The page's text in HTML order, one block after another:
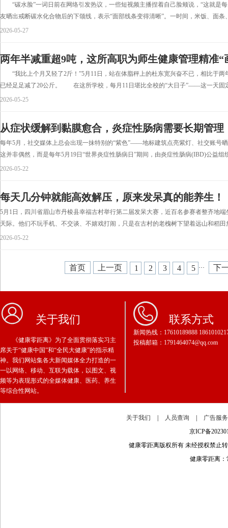
“碳水脸”一词日前在网络引发热议，一些短视频主播捏着自己脸颊说，“这就是每
友晒出戒断碳水化合物后的下颌线，表示“面部线条变得清晰”。一时间，米饭、面条
2026-05-27
两年半减重超9吨，这所高职为师生健康管理精准“
“我比上个月又轻了2斤！”5月11日，站在体脂秤上的杜东宽兴奋不已，相比于两
已经足足减了20公斤。 在这所学校，每月11日堪比全校的“大日子”——这一天固定
2026-05-25
从症状缓解到黏膜愈合，炎症性肠病需要长期管理
每年5月，社交媒体上总会出现一抹特别的“紫色”——地标建筑点亮紫灯、社交账号
这并非偶然，而是每年5月19日“世界炎症性肠病日”期间，由炎症性肠病(IBD)公益
2026-05-22
每天几分钟就能高效解压，原来发呆真的能养生！
5月1日，四川省眉山市丹棱县幸福古村举行第二届发呆大赛，近百名参赛者整齐地
天际。他们不玩手机、不交谈、不嬉戏打闹，只是在古村的老槐树下望着远山和稻田
2026-05-22
首页 上一页 1 2 3 4 5 ··· 下
关于我们
《健康零距离》为了全面贯彻落实习主
席关于“健康中国”和“全民大健康”的指示精
神。我们网站集各大新闻媒体全力打造的一
一以网络、移动、互联为载体，以图文、视
频等为表现形式的全媒体健康、医药、养生
等综合性网站。
联系方式
新闻热线：17610189888
投稿邮箱：1791464074@qq.com
关于我们 人员查询
广告服
京ICP备
健康零距离版权所有 未经授权禁止
健康零距离